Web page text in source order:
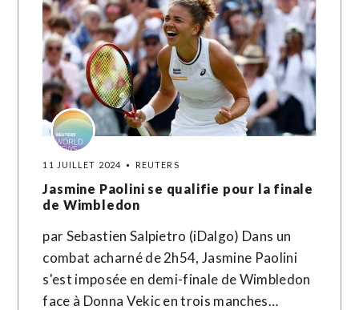
11 JUILLET 2024 REUTERS
Jasmine Paolini se qualifie pour la finale
de Wimbledon
par Sebastien Salpietro (iDalgo) Dans un
combat acharné de 2h54, Jasmine Paolini
s'est imposée en demi-finale de Wimbledon
face à Donna Vekic en trois manches…